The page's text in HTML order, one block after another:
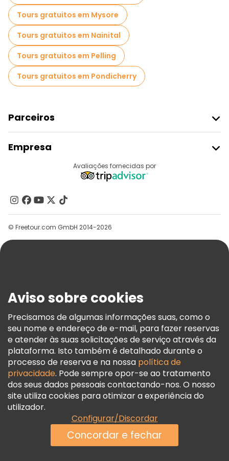
Tours gratuitos em Mysore
Tours gratuitos em Nainital
Tours gratuitos em Pelling
Tours gratuitos em Pondicherry
Parceiros
Registo Do Fornecedor
Programa De Afiliados
Empresa
Contacte-Nos
Grupos
Ajuda
Termos E Informações Legais
Política De Cookies
Freetour Prémios
Programa De Fidelidade
Avaliações fornecidas por
© Freetour.com GmbH 2014-2026
Aviso sobre cookies
Precisamos de algumas informações suas, como o
seu nome e endereço de e-mail, para fazer reservas
e atender às suas solicitações de serviço através da
plataforma. Isto também é detalhado durante o
processo de reserva e na nossa política de
privacidade. Pode sempre opor-se ao tratamento
dos seus dados pessoais contactando-nos. O nosso
site utiliza cookies para otimizar a experiência do
utilizador.
Configurar/Discordar
Concordar e fechar